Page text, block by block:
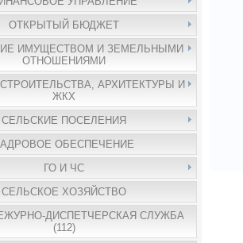
ОТКРЫТЫЙ БЮДЖЕТ
ИМУЩЕСТВОМ И ЗЕМЕЛЬНЫМИ
ОТНОШЕНИЯМИ
АРХИТЕКТУРЫ И
ЖКХ
СЕЛЬСКИЕ ПОСЕЛЕНИЯ
ОБЕСПЕЧЕНИЕ
ГО И ЧС
СЕЛЬСКОЕ ХОЗЯЙСТВО
ДИСПЕТЧЕРСКАЯ СЛУЖБА
(112)